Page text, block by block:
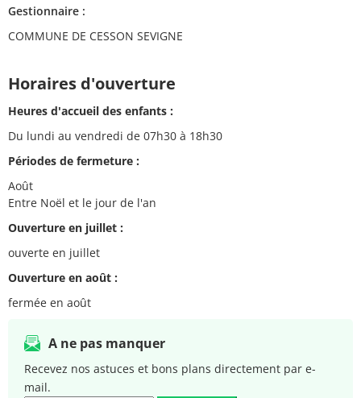
Gestionnaire :
COMMUNE DE CESSON SEVIGNE
Horaires d'ouverture
Heures d'accueil des enfants :
Du lundi au vendredi de 07h30 à 18h30
Périodes de fermeture :
Août
Entre Noël et le jour de l'an
Ouverture en juillet :
ouverte en juillet
Ouverture en août :
fermée en août
A ne pas manquer
Recevez nos astuces et bons plans directement par e-
mail.